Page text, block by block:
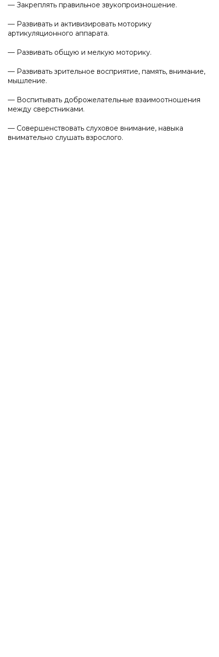
— Закреплять правильное звукопроизношение.
— Развивать и активизировать моторику
артикуляционного аппарата.
— Развивать общую и мелкую моторику.
— Развивать зрительное восприятие, память, внимание,
мышление.
— Воспитывать доброжелательные взаимоотношения
между сверстниками.
— Совершенствовать слуховое внимание, навыка
внимательно слушать взрослого.